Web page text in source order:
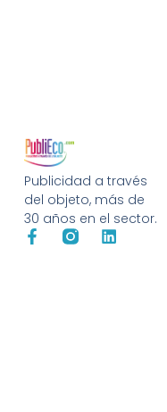
Publicidad a través
del objeto, más de
30 años en el sector.